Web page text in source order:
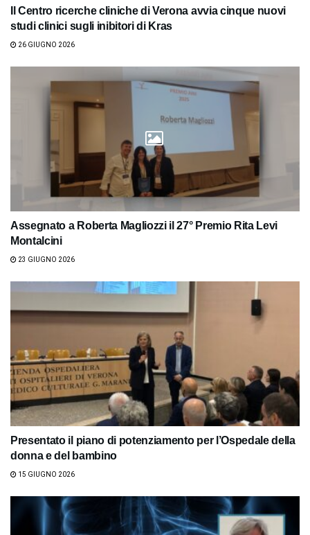
Il Centro ricerche cliniche di Verona avvia cinque nuovi
studi clinici sugli inibitori di Kras
26 GIUGNO 2026
Assegnato a Roberta Magliozzi il 27° Premio Rita Levi
Montalcini
23 GIUGNO 2026
Presentato il piano di potenziamento per l’Ospedale della
donna e del bambino
15 GIUGNO 2026